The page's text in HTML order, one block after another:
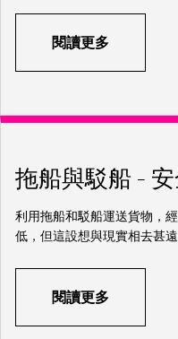
閱讀更多
拖船與駁船 –
利用拖船和駁船運送貨物，
低，但這設想與現實相去甚遠
閱讀更多